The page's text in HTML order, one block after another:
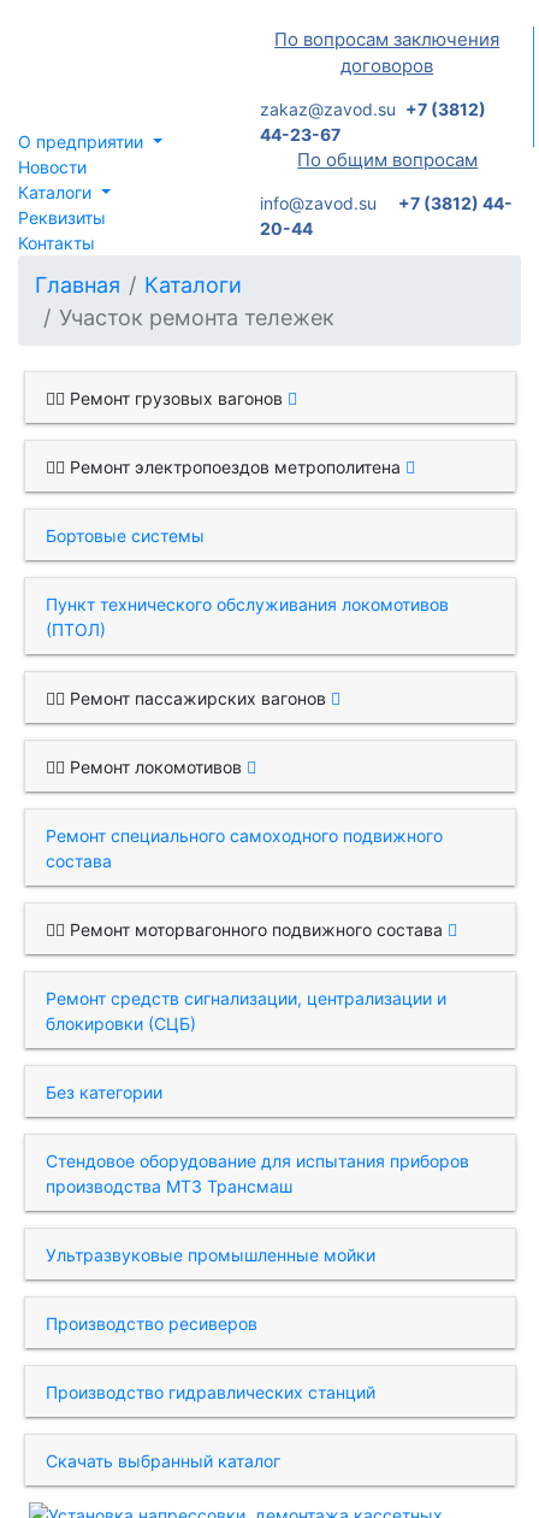
По вопросам заключения
договоров
zakaz@zavod.su +7 (3812)
44-23-67
По общим вопросам
info@zavod.su
+7 (3812) 44-
20-44
О предприятии
Новости
Каталоги
Реквизиты
Контакты
Главная
Каталоги
Участок ремонта тележек
Ремонт грузовых вагонов
Ремонт электропоездов метрополитена
Бортовые системы
Пункт технического обслуживания локомотивов
(ПТОЛ)
Ремонт пассажирских вагонов
Ремонт локомотивов
Ремонт специального самоходного подвижного
состава
Ремонт моторвагонного подвижного состава
Ремонт средств сигнализации, централизации и
блокировки (СЦБ)
Без категории
Стендовое оборудование для испытания приборов
производства МТЗ Трансмаш
Ультразвуковые промышленные мойки
Производство ресиверов
Производство гидравлических станций
Скачать выбранный каталог